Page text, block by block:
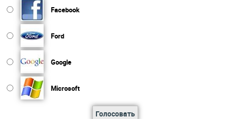
Facebook
Ford
Google
Microsoft
Голосовать